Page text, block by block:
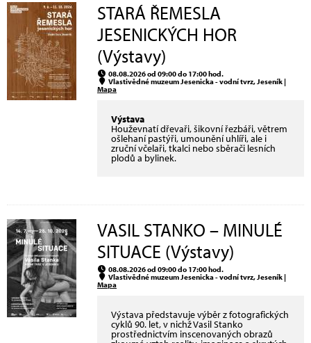
STARÁ ŘEMESLA
JESENICKÝCH HOR
(Výstavy)
08.08.2026 od 09:00 do 17:00 hod.
Vlastivědné muzeum Jesenicka - vodní tvrz, Jeseník |
Mapa
Výstava
Houževnatí dřevaři, šikovní řezbáři, větrem
ošlehaní pastýři, umounění uhlíři, ale i
zruční včelaři, tkalci nebo sběrači lesních
plodů a bylinek.
VASIL STANKO – MINULÉ
SITUACE (Výstavy)
08.08.2026 od 09:00 do 17:00 hod.
Vlastivědné muzeum Jesenicka - vodní tvrz, Jeseník |
Mapa
Výstava představuje výběr z fotografických
cyklů 90. let, v nichž Vasil Stanko
prostřednictvím inscenovaných obrazů